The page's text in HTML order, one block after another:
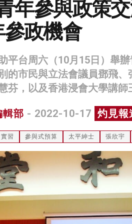
年參與政策
政機會
平台周六（10月15日）舉
的市民與立法會議員鄧飛
芬，以及香港浸會大學講師
輯部 - 2022-10-17 灼見報
實習 參與式預算 太平紳士 張欣宇